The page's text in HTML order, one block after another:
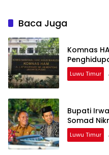
Baca Juga
Komnas
Luwu Timur
Bupati
Somad
Luwu Timur